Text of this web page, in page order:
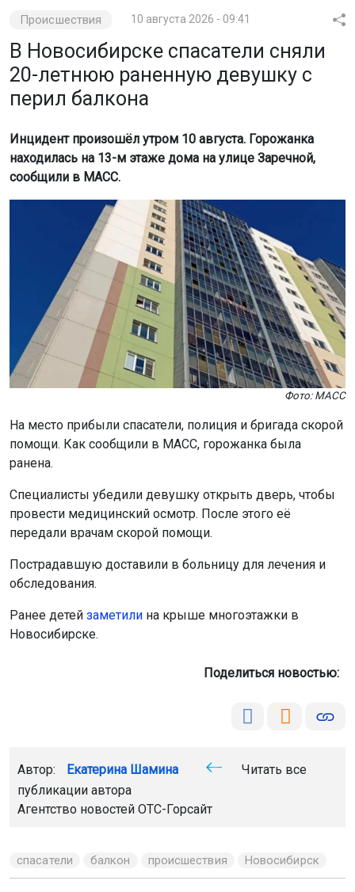
Происшествия 10 августа 2026 - 09:41
В Новосибирске спасатели сняли
20-летнюю раненную девушку с
перил балкона
Инцидент произошёл утром 10 августа. Горожанка
находилась на 13-м этаже дома на улице Заречной,
сообщили в МАСС.
Фото: МАСС
На место прибыли спасатели, полиция и бригада скорой
помощи. Как сообщили в МАСС, горожанка была
ранена.
Специалисты убедили девушку открыть дверь, чтобы
провести медицинский осмотр. После этого её
передали врачам скорой помощи.
Пострадавшую доставили в больницу для лечения и
обследования.
Ранее детей заметили на крыше многоэтажки в
Новосибирске.
Поделиться новостью:
Автор: Екатерина Шамина
Читать все
публикации автора
Агентство новостей ОТС-Горсайт
спасатели балкон происшествия Новосибирск